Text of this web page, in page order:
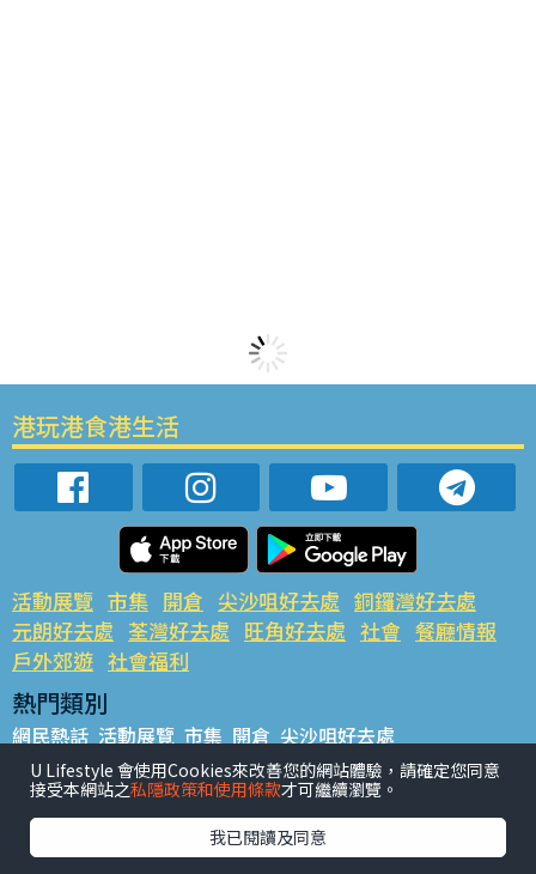
港玩港食港生活
活動展覽 市集 開倉 尖沙咀好去處 銅鑼灣好去處
元朗好去處 荃灣好去處 旺角好去處 社會 餐廳情報
戶外郊遊 社會福利
熱門類別
網民熱話 活動展覽 市集 開倉 尖沙咀好去處
銅鑼灣好去處 元朗好去處 荃灣好去處 旺角好去處 社會
餐廳情報 戶外郊遊
熱門標籤
#UGO搵好去處 #人氣活動推介 #美食社群熱話
U Lifestyle 會使用Cookies來改善您的網站體驗，請確定您同意
接受本網站之私隱政策和使用條款才可繼續瀏覽。
我已閱讀及同意